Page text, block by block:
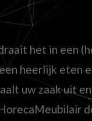
het in een
heerlijk eten
uw zaak uit